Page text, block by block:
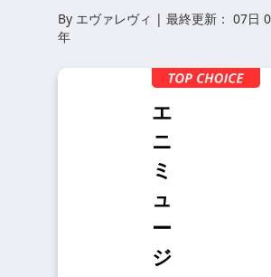
By エヴァレヴィ | 最終更新： 07日
年
エ
ニ
ミ
ュ
ー
ジ